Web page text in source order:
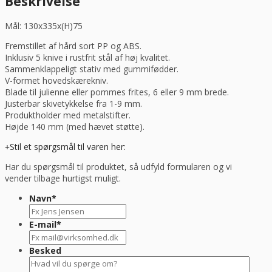
antal
Mål: 130x335x(H)75
Fremstillet af hård sort PP og ABS.
Inklusiv 5 knive i rustfrit stål af høj kvalitet.
Sammenklappeligt stativ med gummifødder.
V-formet hovedskærekniv.
Blade til julienne eller pommes frites, 6 eller 9 mm brede.
Justerbar skivetykkelse fra 1-9 mm.
Produktholder med metalstifter.
Højde 140 mm (med hævet støtte).
Stil et spørgsmål til varen her:
Har du spørgsmål til produktet, så udfyld formularen og vi
vender tilbage hurtigst muligt.
Navn*
E-mail*
Besked